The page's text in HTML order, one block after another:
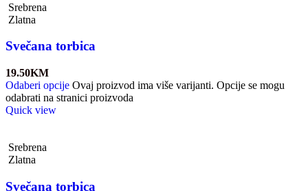
Srebrena
Zlatna
Svečana torbica
19.50KM
Odaberi opcije Ovaj proizvod ima više varijanti. Opcije se mogu
odabrati na stranici proizvoda
Quick view
Srebrena
Zlatna
Svečana torbica